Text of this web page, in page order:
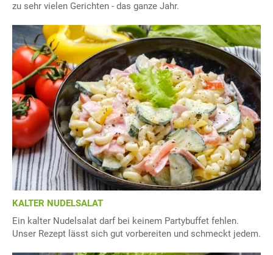
zu sehr vielen Gerichten - das ganze Jahr.
KALTER NUDELSALAT
Ein kalter Nudelsalat darf bei keinem Partybuffet fehlen.
Unser Rezept lässt sich gut vorbereiten und schmeckt jedem.